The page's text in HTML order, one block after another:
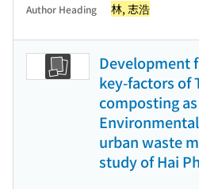
Author Heading 林, 志浩
Development
key-factors of
composting
urban waste
study of Hai